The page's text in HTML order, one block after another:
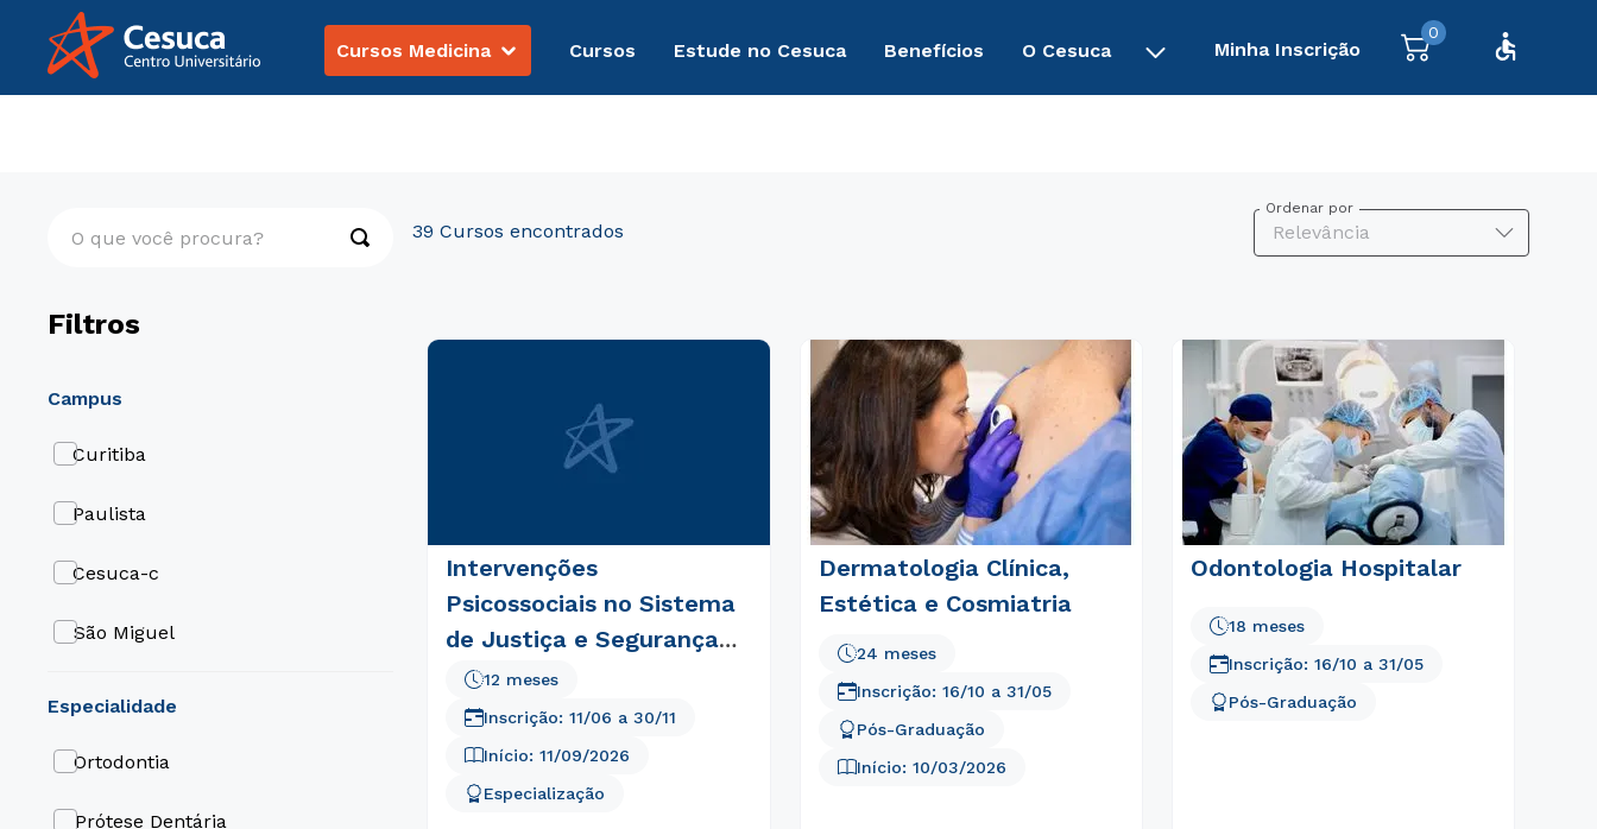
Cursos Medicina Cursos Estude no Cesuca Benefícios O Cesuca Minha Inscrição
0
Filtros
campus
Curitiba
Paulista
Cesuca-c
São Miguel
Mogi Das Cruzes
Londrina
especialidade
Ortodontia
Prótese Dentária
39
Ordenar por
Relevância
Intervenções
Psicossociais no Sistema
de Justiça e Segurança
Pública
Início:11/09/2026
Especialização
12 meses
Inscrição:11/06 a 30/11
Dermatologia Clínica,
Estética e Cosmiatria
Pós-Graduação
24 meses
Início: 10/03/2026
Inscrição: 16/10 a 31/05
Odontologia Hospitalar
Pós-Graduação
18 meses
Inscrição:16/10 a 31/05